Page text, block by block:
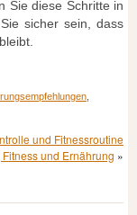
Sie diese Schritte in
sicher sein, dass
und Fitnessroutine
und Ernährung »